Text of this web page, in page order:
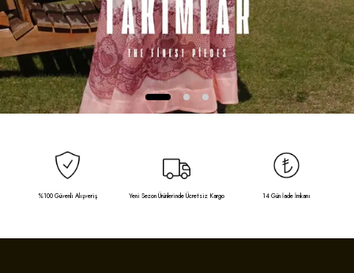
%100 Güvenli Alışveriş Yeni Sezon Ürünlerinde Ücretsiz Kargo 14 Gün İade İmkanı